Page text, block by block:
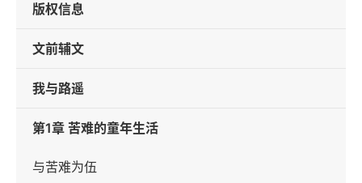
版权信息
文前辅文
我与路遥
第1章 苦难的童年生活
与苦难为伍